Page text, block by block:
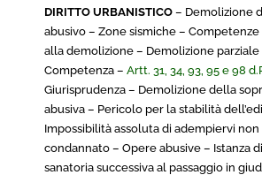
DIRITTO URBANISTICO – Demolizione
abusivo – Zone sismiche –
alla demolizione – Demolizione
Competenza – Artt. 31, 34, 93, 95 e 98
Giurisprudenza – Demolizione della
abusiva – Pericolo per la stabilità
Impossibilità assoluta di adempiervi
condannato – Opere abusive – Istanza
sanatoria successiva al passaggio in